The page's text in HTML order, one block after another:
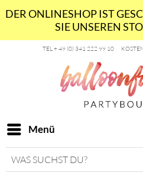
DER ONLINESHOP IST
SIE UNSEREN
TEL + 49 (0) 341 222 99 10
Menü